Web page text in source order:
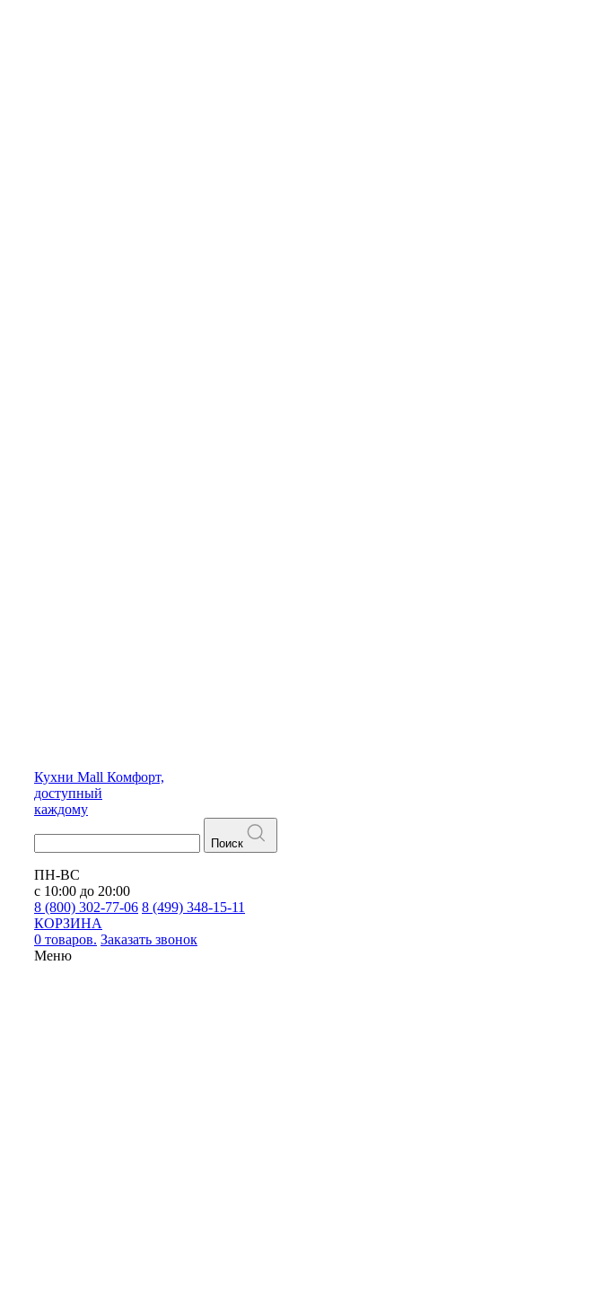
Кухни Mall Комфорт,
доступный
каждому
Поиск
ПН-ВС
с 10:00 до 20:00
8 (800) 302-77-06 8 (499) 348-15-11
КОРЗИНА
0 товаров. Заказать звонок
Меню